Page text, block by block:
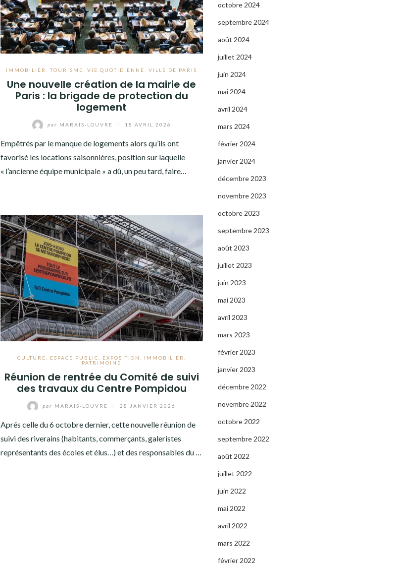
IMMOBILIER ,TOURISME ,VIE QUOTIDIENNE ,VILLE DE PARIS
Une nouvelle création de la mairie de
Paris : la brigade de protection du
logement
par MARAIS-LOUVRE 18 AVRIL 2026
Empêtrés par le manque de logements alors qu’ils ont
favorisé les locations saisonnières, position sur laquelle
« l’ancienne équipe municipale » a dû, un peu tard, faire…
CULTURE ESPACE PUBLIC EXPOSITION IMMOBILIER
PATRIMOINE
Réunion de rentrée du Comité de suivi
des travaux du Centre Pompidou
par MARAIS-LOUVRE 28 JANVIER 2026
Aprés celle du 6 octobre dernier, cette nouvelle réunion de
suivi des riverains (habitants, commerçants, galeristes
représentants des écoles et élus…) et des responsables du …
octobre 2024
septembre 2024
août 2024
juillet 2024
juin 2024
mai 2024
avril 2024
mars 2024
février 2024
janvier 2024
décembre 2023
novembre 2023
octobre 2023
septembre 2023
août 2023
juillet 2023
juin 2023
mai 2023
avril 2023
mars 2023
février 2023
janvier 2023
décembre 2022
novembre 2022
octobre 2022
septembre 2022
août 2022
juillet 2022
juin 2022
mai 2022
avril 2022
mars 2022
février 2022